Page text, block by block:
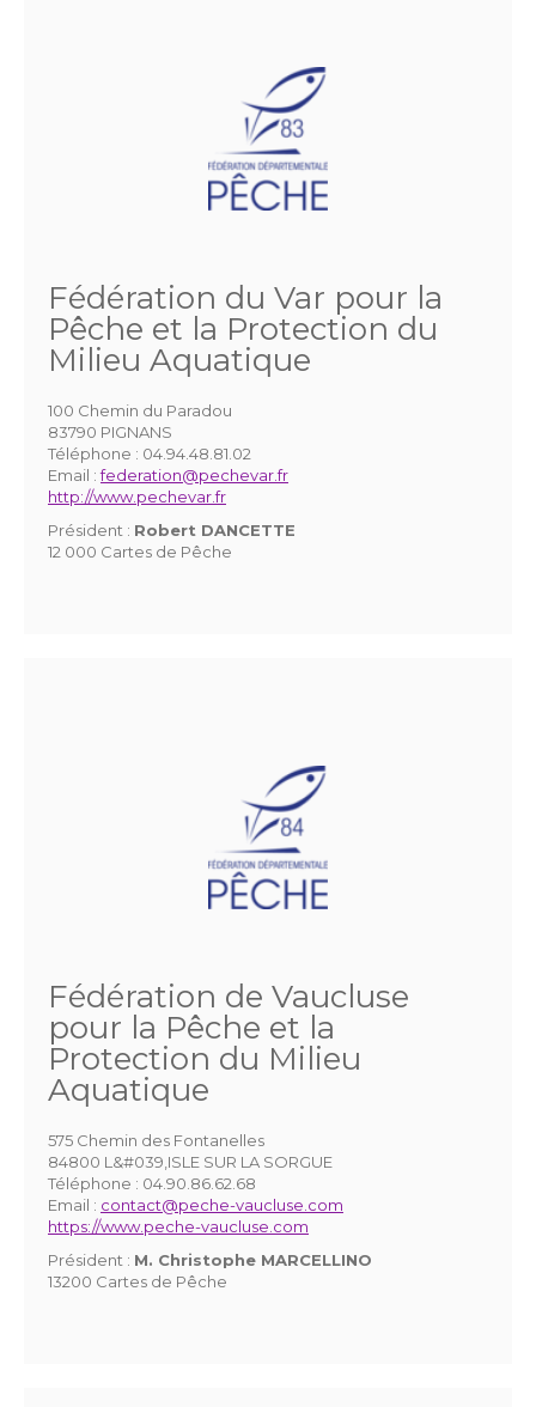
Fédération du Var pour la
Pêche et la Protection du
Milieu Aquatique
100 Chemin du Paradou
83790 PIGNANS
Téléphone : 04.94.48.81.02
Email :federation@pechevar.fr
http://www.pechevar.fr
Président : Robert DANCETTE
12 000 Cartes de Pêche
Fédération de Vaucluse
pour la Pêche et la
Protection du Milieu
Aquatique
575 Chemin des Fontanelles
84800 L&#039,ISLE SUR LA SORGUE
Téléphone : 04.90.86.62.68
Email : contact@peche-vaucluse.com
https://www.peche-vaucluse.com
Président : M. Christophe MARCELLINO
13200 Cartes de Pêche